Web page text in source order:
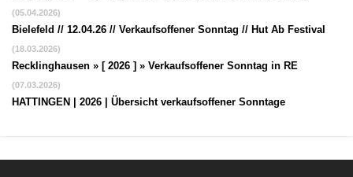
(05.04.2026)
Bielefeld // 12.04.26 // Verkaufsoffener Sonntag // Hut Ab Festival
(18.03.2026)
Recklinghausen » [ 2026 ] » Verkaufsoffener Sonntag in RE
(07.03.2026)
HATTINGEN | 2026 | Übersicht verkaufsoffener Sonntage